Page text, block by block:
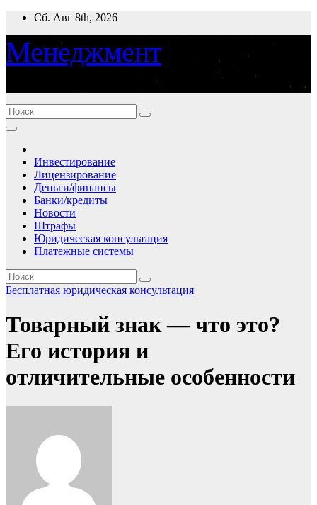
Перейти
содержимому
Сб. Авг 8th, 2026
Менеджмент
Инвестирование
Лицензирование
Деньги/финансы
Банки/кредиты
Новости
Штрафы
Юридическая консультация
Платежные системы
Бесплатная юридическая консультация
Товарный знак — что это?
Его история и
отличительные особенности